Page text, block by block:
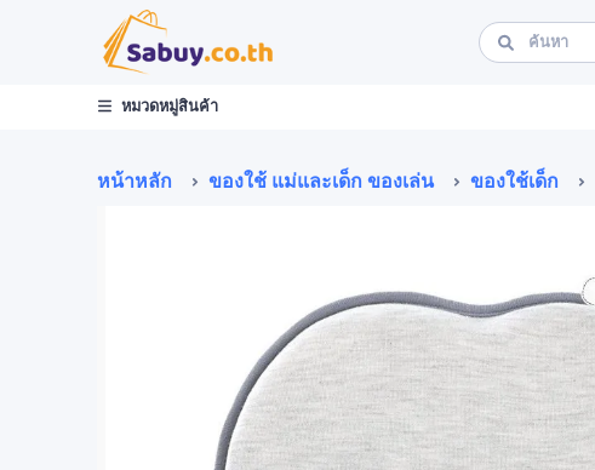
หมวดหมู่สินค้า
หน้าหลัก ของใช้ แม่และเด็ก ของเล่น ของใช้เด็ก